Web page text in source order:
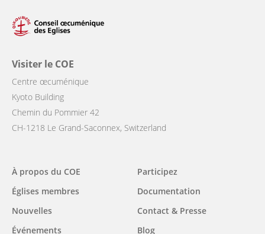
Visiter le COE
Centre œcuménique
Kyoto Building
Chemin du Pommier 42
CH-1218 Le Grand-Saconnex, Switzerland
Main
navigation
À propos du COE
Églises membres
Nouvelles
Événements
Participez
Documentation
Contact & Presse
Blog